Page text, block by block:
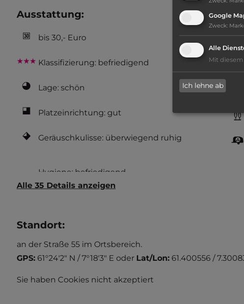
Ausstattung:
bis 30,- Euro
Klassifizierung: befriedigend
Lage: schön
Platzeinrichtung: gut
Geräuschkulisse: überwiegend ruhig
Alle 35 Details anzeigen
Standort:
an der Straße 55 im Ortsbereich.
GPS: 61°24'2" N / 7°18'3" E oder Lat/Lon: 61.400556 /
Sie haben Cookies nicht akzeptiert
Google
Zweck:
Alle
Mit
Ich lehne ab